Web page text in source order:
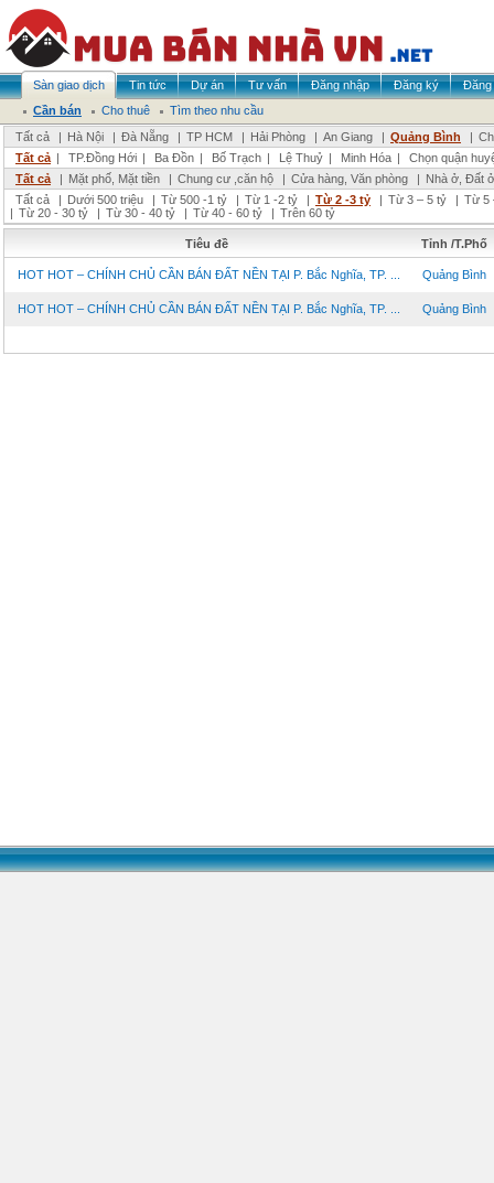
Sàn giao dịch Tin tức Dự án Tư vấn Đăng nhập Đăng ký
Đăng
Cần bán
Cho thuê
Tìm theo nhu cầu
Tất cả
| Hà Nội | Đà Nẵng | TP HCM | Hải Phòng | An Giang | Quảng Bình |
Tất cả | TP.Đồng Hới | Ba Đồn | Bố Trạch | Lệ Thuỷ | Minh Hóa |
Chọn quận
Tất cả
| Mặt phố, Mặt tiền | Chung cư ,căn hộ | Cửa hàng, Văn phòng | Nhà ở, Đất ở
Tất cả
| Dưới 500 triệu | Từ 500 -1 tỷ | Từ 1 -2 tỷ | Từ 2 -3 tỷ | Từ 3 – 5 tỷ | Từ 5
| Từ 20 - 30 tỷ | Từ 30 - 40 tỷ | Từ 40 - 60 tỷ | Trên 60 tỷ
Tiêu đề Tỉnh /T.Phố
HOT HOT – CHÍNH CHỦ CẦN BÁN ĐẤT NỀN TẠI P. Bắc Nghĩa, TP. ... Quảng Bình
HOT HOT – CHÍNH CHỦ CẦN BÁN ĐẤT NỀN TẠI P. Bắc Nghĩa, TP. ... Quảng Bình